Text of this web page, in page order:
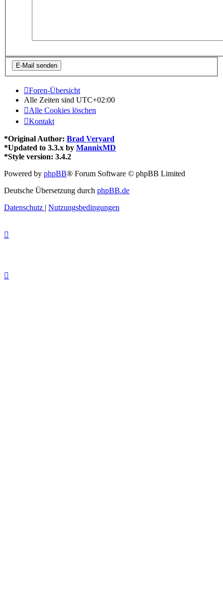
Foren-Übersicht
Alle Zeiten sind UTC+02:00
Alle Cookies löschen
Kontakt
*Original Author: Brad Veryard
*Updated to 3.3.x by MannixMD
*Style version: 3.4.2
Powered by phpBB® Forum Software © phpBB Limited
Deutsche Übersetzung durch phpBB.de
Datenschutz
Nutzungsbedingungen